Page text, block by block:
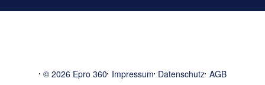
© 2026 Epro 360 Impressum Datenschutz AGB